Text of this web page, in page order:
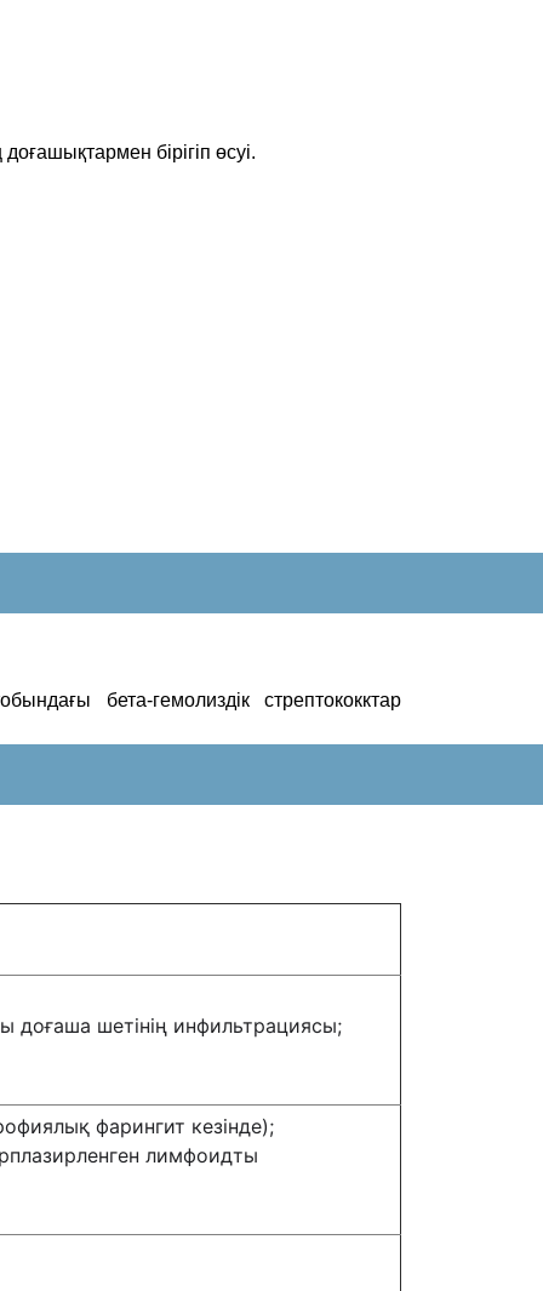
бірігіп өсуі.
бета-гемолиздік стрептококктар
доғаша шетінің инфильтрациясы;
фарингит кезінде);
лимфоидты